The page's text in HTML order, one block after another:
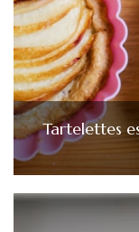
Tartelettes